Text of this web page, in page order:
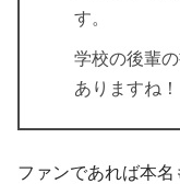
す。
学校の後輩
ありますね！
ファンであれば本名